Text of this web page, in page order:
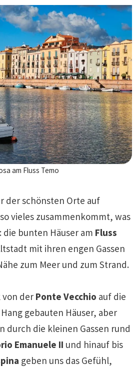
am Fluss Temo
der schönsten Orte auf
vieles zusammenkommt, was
bunten Häuser am Fluss
mit ihren engen Gassen
zum Meer und zum Strand.
von der Ponte Vecchio auf die
gebauten Häuser, aber
durch die kleinen Gassen rund
Emanuele II und hinauf bis
geben uns das Gefühl,